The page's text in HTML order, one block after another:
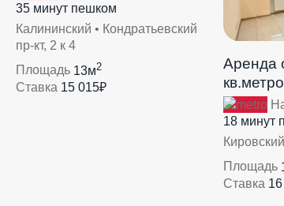
35 минут пешком
Калининский • Кондратьевский
пр-кт, 2 к 4
Площадь 13м2
Ставка 15 015₽
Аренда
18 минут
Площадь
Ставка